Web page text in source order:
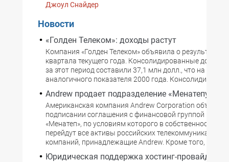
Джоул Снайдер
Новости
«Голден Телеком»: доходы растут
Компания «Голден Телеком» объявила о результатах
квартала текущего года. Консолидированные доходы
за этот период составили 37,1 млн долл., что на 26%
аналогичного показателя 2000 года.
Andrew продает подразделение «Менатепу»
Американская компания Andrew Corporation
подписании соглашения с финансовой группой
«Менатеп», по условиям которого в собственность
перейдут все активы российских
компаний, принадлежащие Andrew. Кроме того,
Юридическая поддержка хостинг-провайдеров